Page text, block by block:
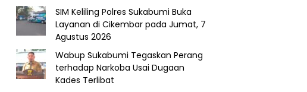
SIM Keliling Polres Sukabumi Buka
Layanan di Cikembar pada Jumat, 7
Agustus 2026
Wabup Sukabumi Tegaskan Perang
terhadap Narkoba Usai Dugaan
Kades Terlibat